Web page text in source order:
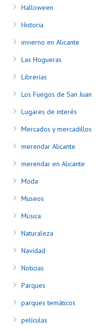
Halloween
Historia
invierno en Alicante
Las Hogueras
Librerías
Los Fuegos de San Juan
Lugares de interés
Mercados y mercadillos
merendar Alicante
merendar en Alicante
Moda
Museos
Música
Naturaleza
Navidad
Noticias
Parques
parques temáticos
películas